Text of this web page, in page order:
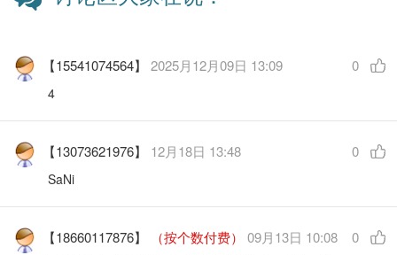
【15541074564】2025月12月09日 13:09 0
4
【13073621976】 12月18日 13:48 0
SaNi
【18660117876】 （按个数付费） 09月13日 10:08 0